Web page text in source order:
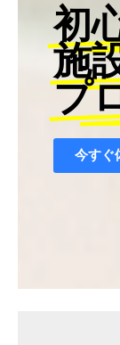
初
施
プ
今すぐ